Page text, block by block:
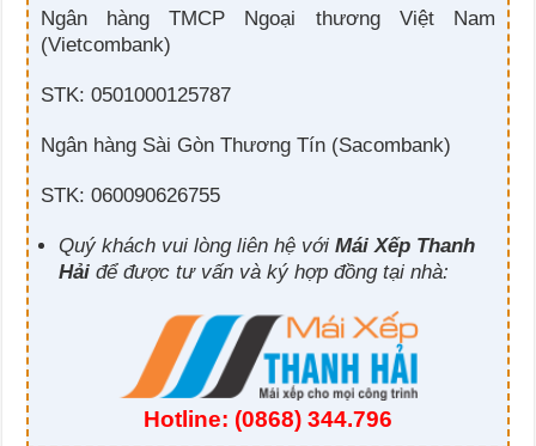
Ngân hàng TMCP Ngoại thương Việt Nam
(Vietcombank)
STK: 0501000125787
Ngân hàng Sài Gòn Thương Tín (Sacombank)
STK: 060090626755
Quý khách vui lòng liên hệ vớiMái Xếp Thanh
Hảiđể được tư vấn và ký hợp đồng tại nhà:
Hotline: (0868) 344.796